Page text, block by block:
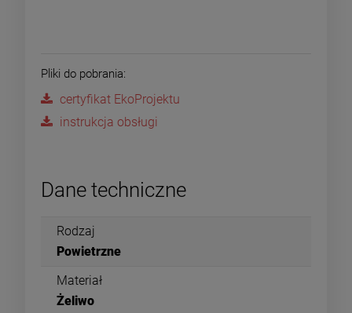
Pliki do pobrania:
certyfikat EkoProjektu
instrukcja obsługi
Dane techniczne
Rodzaj
Powietrzne
Materiał
Żeliwo